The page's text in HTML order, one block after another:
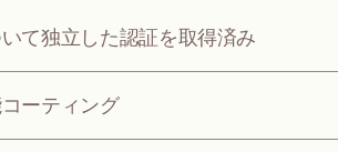
て独立した認証を取得済み
ーティング